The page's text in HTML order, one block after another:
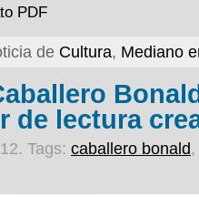
PDF
de Cultura, Mediano
de lectura
Tags: caballero bonald ,